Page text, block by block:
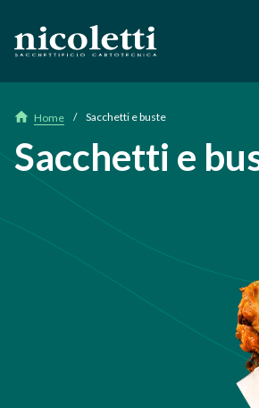
footer
Home Sacchetti e buste
Sacchetti e